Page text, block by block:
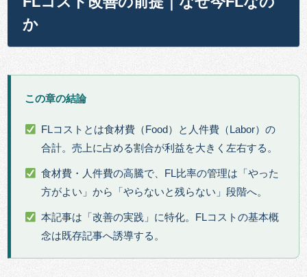
か
この章の結論
FLコストとは食材費（Food）と人件費（Labor）の
合計。売上に占める割合が利益を大きく左右する。
食材費・人件費の高騰で、FL比率の管理は「やった
方がよい」から「やらないと残らない」段階へ。
本記事は「改善の実践」に特化。FLコストの基本概
念は既存記事へ誘導する。